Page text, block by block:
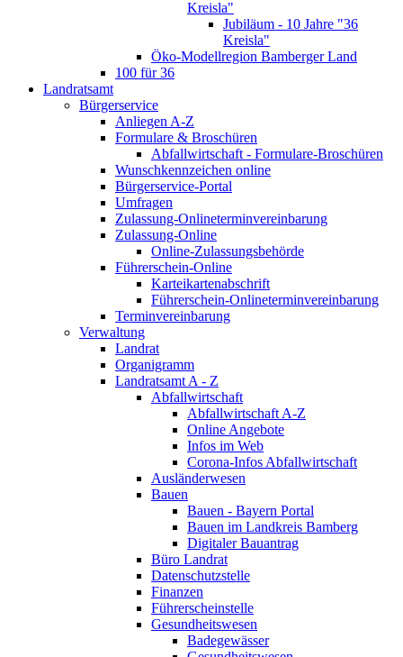
Kreisla"
Jubiläum - 10 Jahre "36
Kreisla"
Öko-Modellregion Bamberger Land
100 für 36
Landratsamt
Bürgerservice
Anliegen A-Z
Formulare & Broschüren
Abfallwirtschaft - Formulare-Broschüren
Wunschkennzeichen online
Bürgerservice-Portal
Umfragen
Zulassung-Onlineterminvereinbarung
Zulassung-Online
Online-Zulassungsbehörde
Führerschein-Online
Karteikartenabschrift
Führerschein-Onlineterminvereinbarung
Terminvereinbarung
Verwaltung
Landrat
Organigramm
Landratsamt A - Z
Abfallwirtschaft
Abfallwirtschaft A-Z
Online Angebote
Infos im Web
Corona-Infos Abfallwirtschaft
Ausländerwesen
Bauen
Bauen - Bayern Portal
Bauen im Landkreis Bamberg
Digitaler Bauantrag
Büro Landrat
Datenschutzstelle
Finanzen
Führerscheinstelle
Gesundheitswesen
Badegewässer